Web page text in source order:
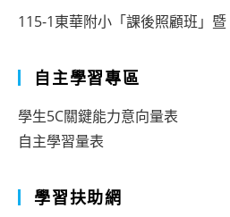
115-1東華附小「課後照顧班」
自主學習專區
學生5C關鍵能力意向量表
自主學習量表
學習扶助網